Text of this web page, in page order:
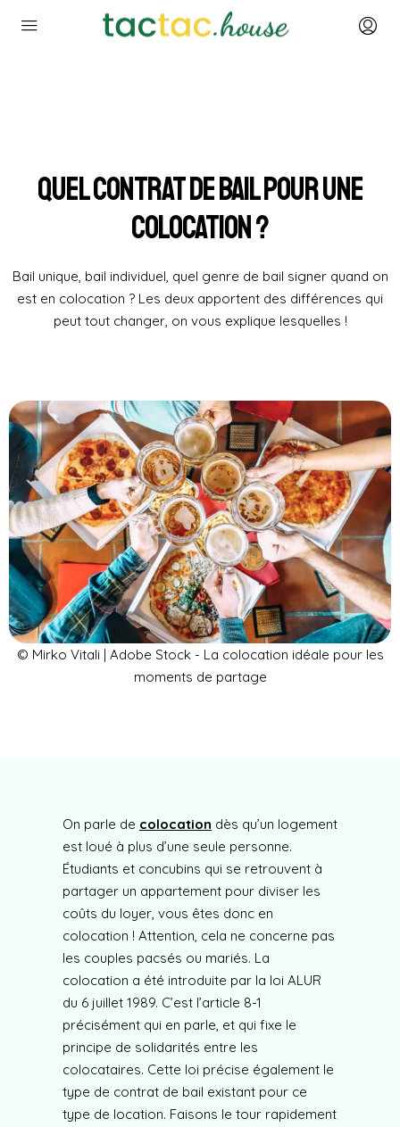
Quel contrat de bail pour une
colocation ?
Bail unique, bail individuel, quel genre de bail signer quand on
est en colocation ? Les deux apportent des différences qui
peut tout changer, on vous explique lesquelles !
© Mirko Vitali | Adobe Stock - La colocation idéale pour les
moments de partage
On parle de colocation dès qu’un logement
est loué à plus d’une seule personne.
Étudiants et concubins qui se retrouvent à
partager un appartement pour diviser les
coûts du loyer, vous êtes donc en
colocation ! Attention, cela ne concerne pas
les couples pacsés ou mariés. La
colocation a été introduite par la loi ALUR
du 6 juillet 1989. C’est l’article 8-1
précisément qui en parle, et qui fixe le
principe de solidarités entre les
colocataires. Cette loi précise également le
type de contrat de bail existant pour ce
type de location. Faisons le tour rapidement